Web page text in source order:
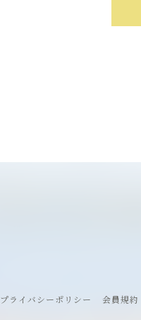
プライバシーポリシー 会員規約